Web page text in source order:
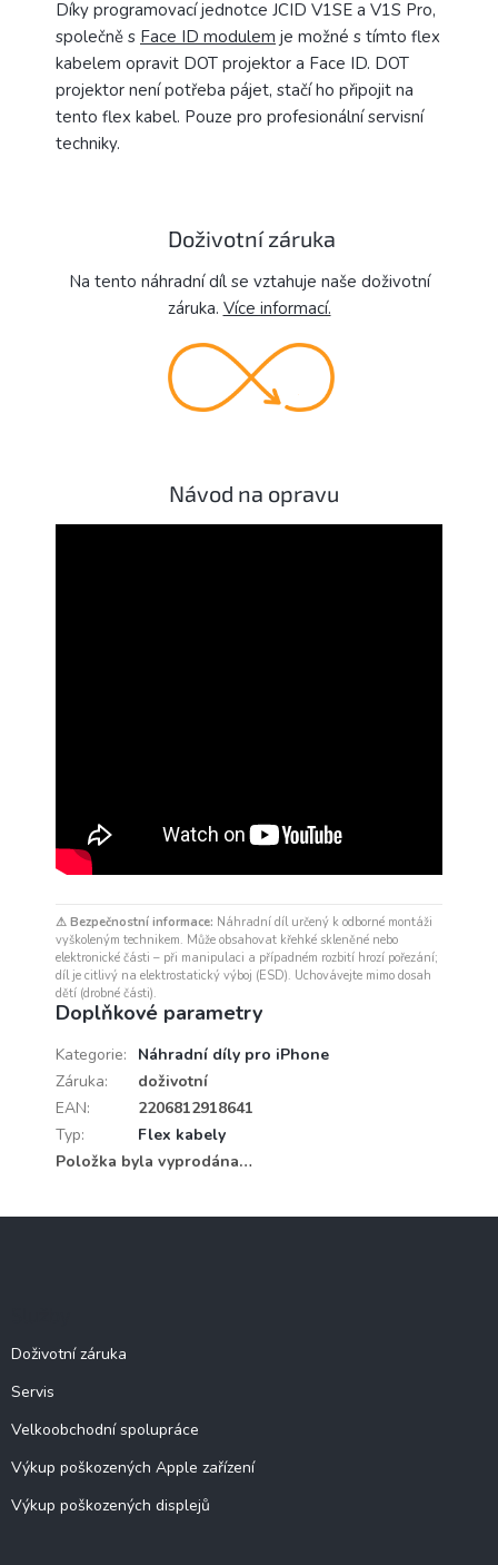
Díky programovací jednotce JCID V1SE a V1S Pro,
společně s Face ID modulem je možné s tímto flex
kabelem opravit DOT projektor a Face ID. DOT
projektor není potřeba pájet, stačí ho připojit na
tento flex kabel. Pouze pro profesionální servisní
techniky.
Doživotní záruka
Na tento náhradní díl se vztahuje naše doživotní
záruka. Více informací.
Návod na opravu
⚠ Bezpečnostní informace: Náhradní díl určený k odborné montáži
vyškoleným technikem. Může obsahovat křehké skleněné nebo
elektronické části – při manipulaci a případném rozbití hrozí pořezání;
díl je citlivý na elektrostatický výboj (ESD). Uchovávejte mimo dosah
dětí (drobné části).
Doplňkové parametry
Kategorie:
Náhradní díly pro iPhone
Záruka:
doživotní
EAN:
2206812918641
Typ:
Flex kabely
Položka byla vyprodána…
Doživotní záruka
Servis
Velkoobchodní spolupráce
Výkup poškozených Apple zařízení
Výkup poškozených displejů